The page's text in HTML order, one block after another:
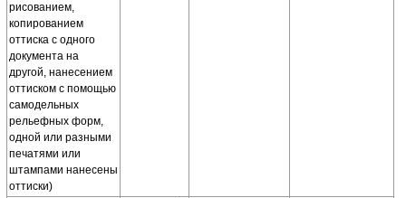
рисованием,
копированием
оттиска с одного
документа на
другой, нанесением
оттиском с помощью
самодельных
рельефных форм,
одной или разными
печатями или
штампами нанесены
оттиски)